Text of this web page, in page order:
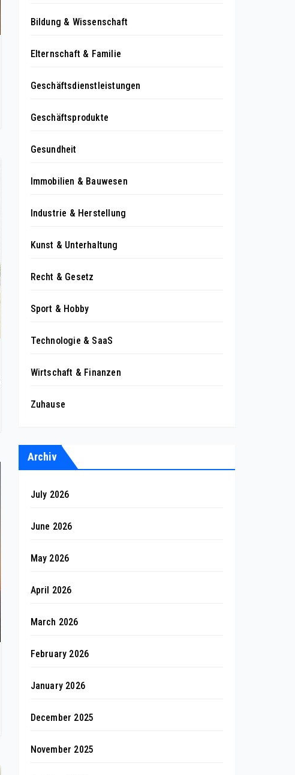
Bildung & Wissenschaft
Elternschaft & Familie
Geschäftsdienstleistungen
Geschäftsprodukte
Gesundheit
Immobilien & Bauwesen
Industrie & Herstellung
Kunst & Unterhaltung
Recht & Gesetz
Sport & Hobby
Technologie & SaaS
Wirtschaft & Finanzen
Zuhause
Archiv
July 2026
June 2026
May 2026
April 2026
March 2026
February 2026
January 2026
December 2025
November 2025